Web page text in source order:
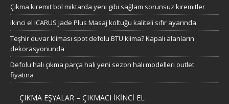
2. EL IKEA TARVA/LINBADEN Çift Kişilik Karyola Masif Çam
Çıkma kiremit bol miktarda yeni gibi sağlam sorunsuz kiremitler
ikinci el ICARUS Jade Plus Masaj koltuğu kaliteli sıfır ayarında
Teşhir duvar kliması spot defolu BTU klima? Kapalı alanların
dekorasyonunda
Defolu halı çıkma parça halı yeni sezon halı modelleri outlet